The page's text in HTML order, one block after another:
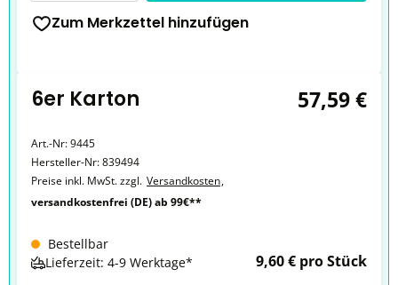
Zum Merkzettel hinzufügen
6er Karton 57,59 €
Art.-Nr:9445
Hersteller-Nr:839494
Preise inkl. MwSt. zzgl. Versandkosten,
versandkostenfrei (DE) ab 99€**
Bestellbar
Lieferzeit: 4-9 Werktage*
9,60 € pro Stück